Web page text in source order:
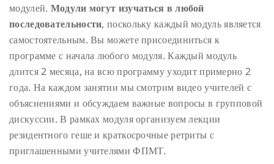
модулей. Модули могут изучаться в любой
последовательности, поскольку каждый модуль является
самостоятельным. Вы можете присоединиться к
программе с начала любого модуля. Каждый модуль
длится 2 месяца, на всю программу уходит примерно 2
года. На каждом занятии мы смотрим видео учителей с
объяснениями и обсуждаем важные вопросы в групповой
дискуссии. В рамках модуля организуем лекции
резидентного геше и краткосрочные ретриты с
приглашенными учителями ФПМТ.